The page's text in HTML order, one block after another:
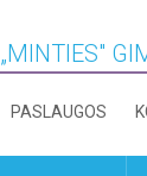
PASLAUGOS